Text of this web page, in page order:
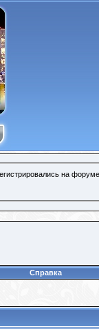
на
Справка